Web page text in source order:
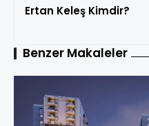
Ertan Keleş Kimdir?
Benzer Makaleler